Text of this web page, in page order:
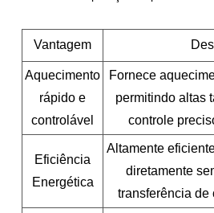
Vantagem
Aquecimento
rápido e
controlável
Fornece
permitindo altas
controle
Eficiência
Energética
Altamente
diretamente
transferência de